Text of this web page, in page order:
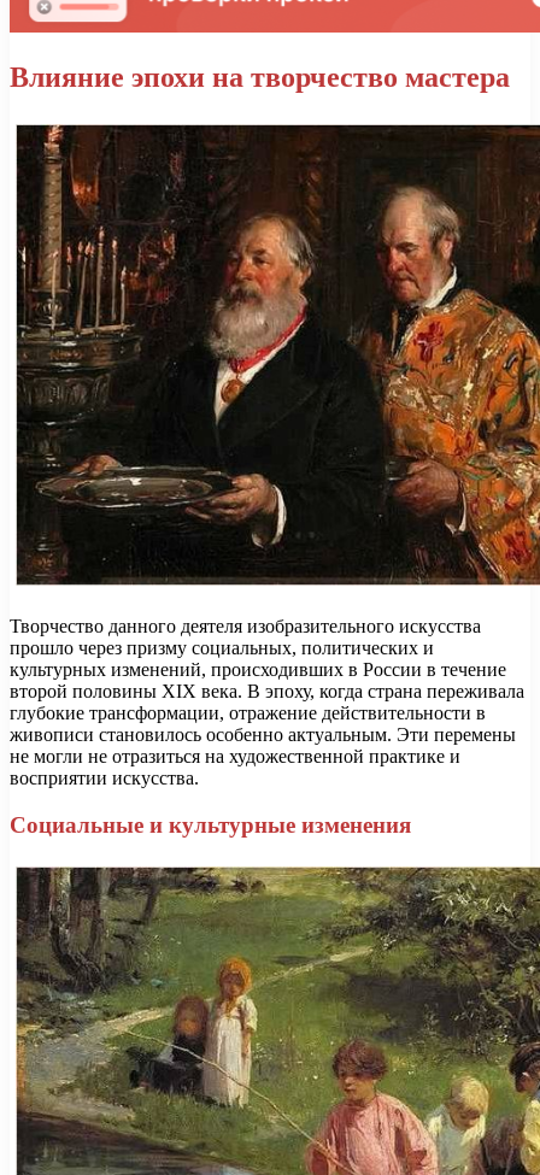
Влияние эпохи на творчество мастера
Творчество данного деятеля изобразительного искусства
прошло через призму социальных, политических и
культурных изменений, происходивших в России в течение
второй половины XIX века. В эпоху, когда страна переживала
глубокие трансформации, отражение действительности в
живописи становилось особенно актуальным. Эти перемены
не могли не отразиться на художественной практике и
восприятии искусства.
Социальные и культурные изменения